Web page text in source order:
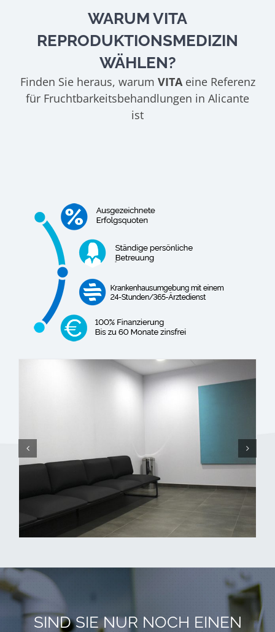
WARUM VITA
REPRODUKTIONSMEDIZIN
WÄHLEN?
Finden Sie heraus, warum VITAeine Referenz
für Fruchtbarkeitsbehandlungen in Alicante
ist
SIND SIE NUR NOCH EINEN